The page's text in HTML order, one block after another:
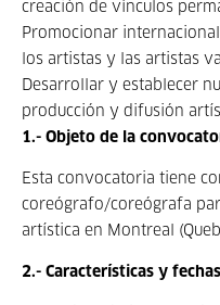
creación de vínculos
Promocionar
los artistas y las artistas
Desarrollar y establecer
producción y difusión
1.- Objeto de la
Esta convocatoria tiene
coreógrafo/coreógrafa
artística en Montreal
2.- Características y